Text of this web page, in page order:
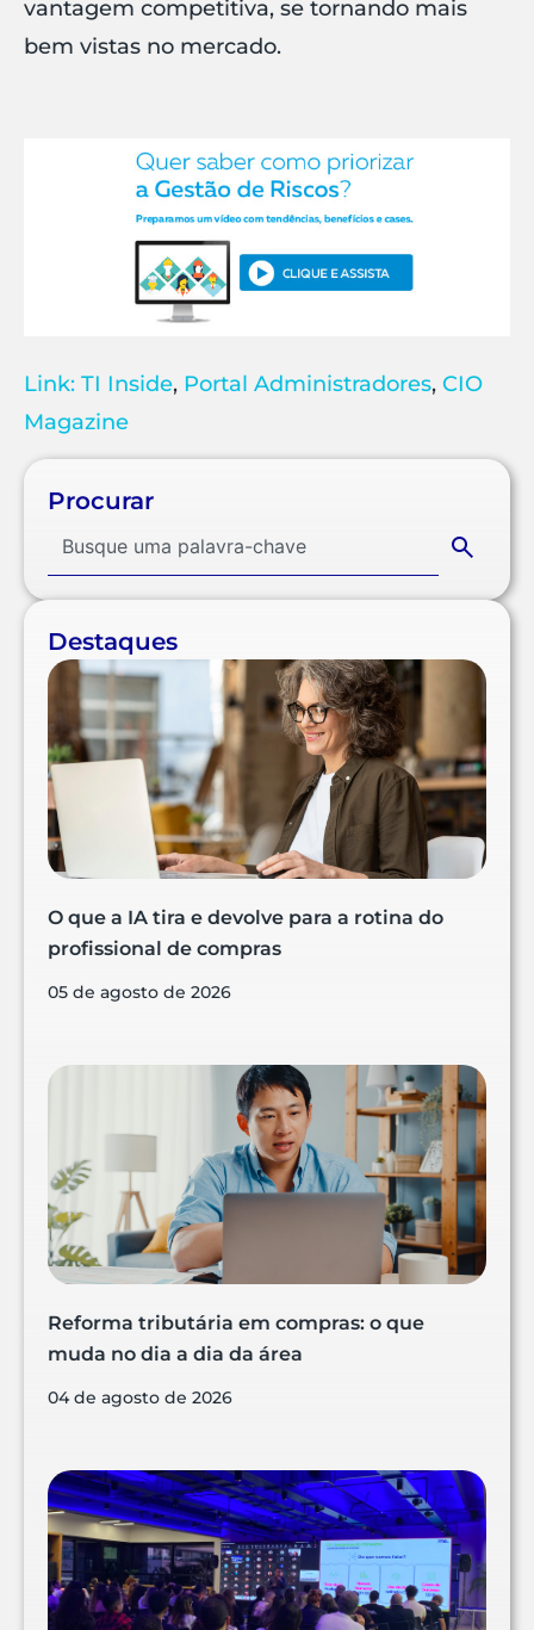
vantagem competitiva, se tornando mais
bem vistas no mercado.
Link: TI Inside, Portal Administradores, CIO
Magazine
Procurar
Destaques
O que a IA tira e devolve para a rotina do
profissional de compras
05 de agosto de 2026
Reforma tributária em compras: o que
muda no dia a dia da área
04 de agosto de 2026